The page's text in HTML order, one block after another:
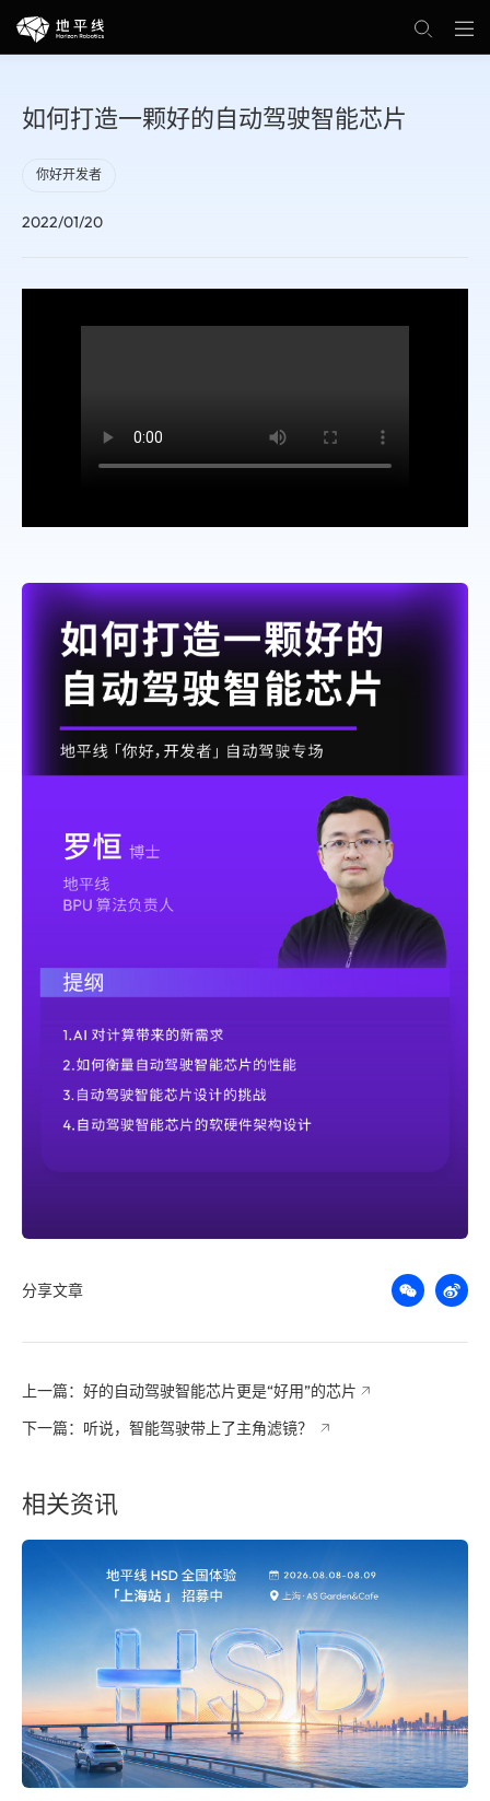
如何打造一颗好的自动驾驶智能芯片
2022/01/20
你好开发者
分享文章
上一篇：好的自动驾驶智能芯片更是“好用”的芯片
下一篇：听说，智能驾驶带上了主角滤镜？
相关资讯